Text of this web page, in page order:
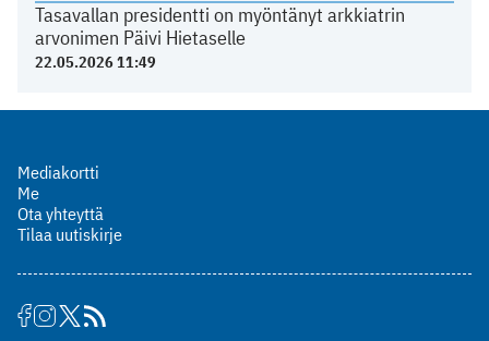
Tasavallan presidentti on myöntänyt arkkiatrin
arvonimen Päivi Hietaselle
22.05.2026 11:49
Mediakortti
Me
Ota yhteyttä
Tilaa uutiskirje